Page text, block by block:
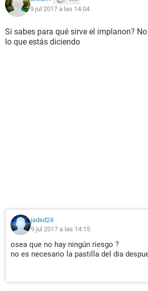
9 jul 2017 a las 14:04
Si sabes para qué sirve el implanon?
lo que estás diciendo
jaded24
9 jul 2017 a las 14:15
osea que no hay ningún riesgo ?
no es necesario la pastilla del dia